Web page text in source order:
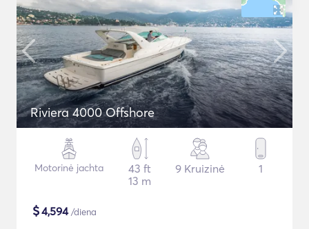
Riviera 4000 Offshore
Motorinė jachta
43 ft
13 m
9 Kruizinė 1
$4,594/diena